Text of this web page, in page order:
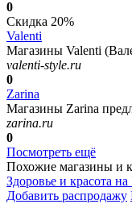
0
Скидка 20%
Valenti
Магазины Valenti
valenti-style.ru
0
Zarina
Магазины Zarina
zarina.ru
0
Посмотреть ещё
Похожие магазины и
Здоровье и красота
Добавить раcпродажу